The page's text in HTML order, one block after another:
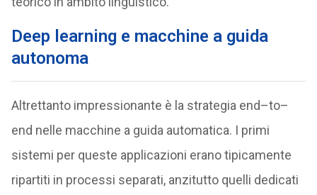
Deep learning e macchine a guida
autonoma
Altrettanto impressionante è la strategia end–to–
end nelle macchine a guida automatica. I primi
sistemi per queste applicazioni erano tipicamente
ripartiti in processi separati, anzitutto quelli dedicati